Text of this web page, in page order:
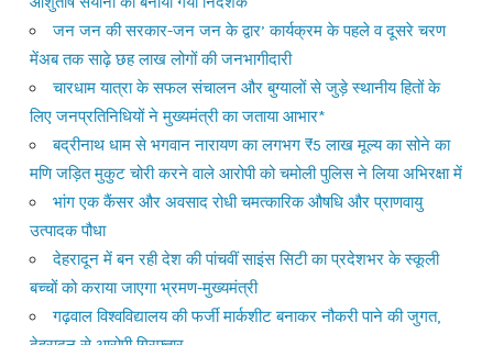
जन जन की सरकार-जन जन के द्वार’ कार्यक्रम के पहले व दूसरे चरण
मेंअब तक साढ़े छह लाख लोगों की जनभागीदारी
चारधाम यात्रा के सफल संचालन और बुग्यालों से जुड़े स्थानीय हितों के
लिए जनप्रतिनिधियों ने मुख्यमंत्री का जताया आभार*
बद्रीनाथ धाम से भगवान नारायण का लगभग ₹5 लाख मूल्य का सोने का
मणि जड़ित मुकुट चोरी करने वाले आरोपी को चमोली पुलिस ने लिया अभिरक्षा में
भांग एक कैंसर और अवसाद रोधी चमत्कारिक औषधि और प्राणवायु
उत्पादक पौधा
देहरादून में बन रही देश की पांचवीं साइंस सिटी का प्रदेशभर के स्कूली
बच्चों को कराया जाएगा भ्रमण-मुख्यमंत्री
गढ़वाल विश्वविद्यालय की फर्जी मार्कशीट बनाकर नौकरी पाने की जुगत,